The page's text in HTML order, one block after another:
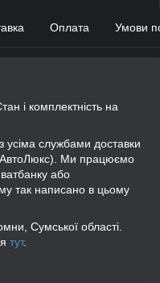
Оплата Умови
і комплектність на
службами доставки
Ми працюємо
або
так написано в цьому
Сумської області.
тут.